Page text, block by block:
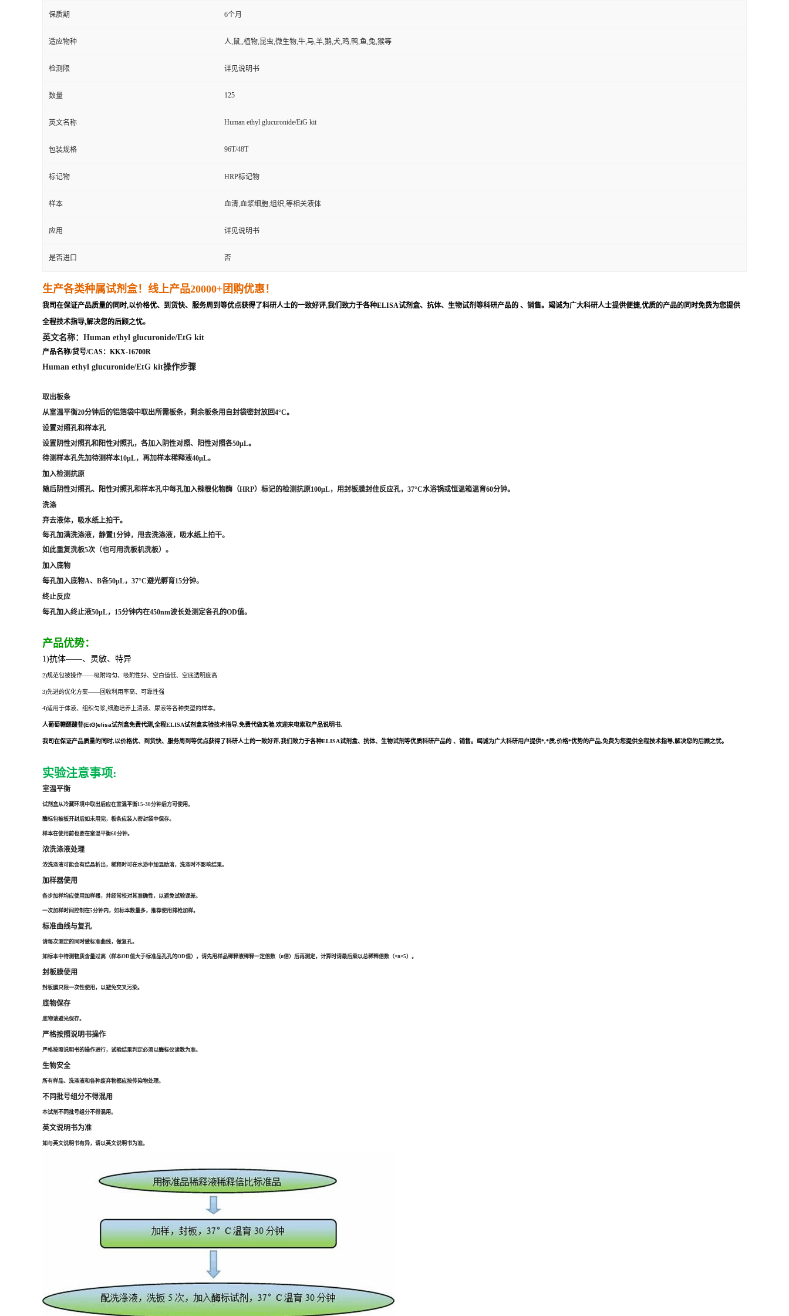
保质期 6个月
适应物种 人,鼠,,植物,昆虫,微生物,牛,马,羊,鹅,犬,鸡,鸭,鱼,兔,猴等
检测限 详见说明书
数量 125
英文名称 Human ethyl glucuronide/EtG kit
包装规格 96T/48T
标记物 HRP标记物
样本 血清,血浆细胞,组织,等相关液体
应用 详见说明书
是否进口 否
生产各类种属试剂盒！线上产品20000+团购优惠！
我司在保证产品质量的同时,以价格优、到货快、服务周到等优点获得了科研人士的一致好评,我们致力于各种ELISA试剂盒、抗体、生物试剂等科研产品的 、销售。竭诚为广大科研人士提供便捷,优质的产品的同时免费为您提供
全程技术指导,解决您的后顾之忧。
英文名称：Human ethyl glucuronide/EtG kit
产品名称/贷号/CAS：KKX-16700R
Human ethyl glucuronide/EtG kit操作步骤
取出板条
从室温平衡20分钟后的铝箔袋中取出所需板条，剩余板条用自封袋密封放回4°C。
设置对照孔和样本孔
设置阴性对照孔和阳性对照孔，各加入阴性对照、阳性对照各50μL。
待测样本孔先加待测样本10μL，再加样本稀释液40μL。
加入检测抗原
随后阴性对照孔、阳性对照孔和样本孔中每孔加入辣根化物酶（HRP）标记的检测抗原100μL，用封板膜封住反应孔，37°C水浴锅或恒温箱温育60分钟。
洗涤
弃去液体，吸水纸上拍干。
每孔加满洗涤液，静置1分钟，甩去洗涤液，吸水纸上拍干。
如此重复洗板5次（也可用洗板机洗板）。
加入底物
每孔加入底物A、B各50μL，37°C避光孵育15分钟。
终止反应
每孔加入终止液50μL，15分钟内在450nm波长处测定各孔的OD值。
产品优势：
1)抗体——、灵敏、特异
2)规范包被操作——吸附均匀、吸附性好、空白值低、空底透明度高
3)先进的优化方案——回收利用率高、可靠性强
4)适用于体液、组织匀浆,细胞培养上清液、尿液等各种类型的样本。
人葡萄糖醛酸苷(EtG)elisa试剂盒免费代测,全程ELISA试剂盒实验技术指导,免费代做实验,欢迎来电索取产品说明书.
我司在保证产品质量的同时,以价格优、到货快、服务周到等优点获得了科研人士的一致好评,我们致力于各种ELISA试剂盒、抗体、生物试剂等优质科研产品的 、销售。竭诚为广大科研用户提供*,*质,价格*优势的产品,免费为您提供全程技术指导,解决您的后顾之忧。
实验注意事项:
室温平衡
试剂盒从冷藏环境中取出后应在室温平衡15-30分钟后方可使用。
酶标包被板开封后如未用完，板条应装入密封袋中保存。
样本在使用前也要在室温平衡60分钟。
浓洗涤液处理
浓洗涤液可能会有结晶析出，稀释时可在水浴中加温助溶，洗涤时不影响结果。
加样器使用
各步加样均应使用加样器，并经常校对其准确性，以避免试验误差。
一次加样时间控制在5分钟内，如标本数量多，推荐使用排枪加样。
标准曲线与复孔
请每次测定的同时做标准曲线，做复孔。
如标本中待测物质含量过高（样本OD值大于标准品孔孔的OD值），请先用样品稀释液稀释一定倍数（n倍）后再测定，计算时请最后乘以总稀释倍数（×n×5）。
封板膜使用
封板膜只限一次性使用，以避免交叉污染。
底物保存
底物请避光保存。
严格按照说明书操作
严格按照说明书的操作进行，试验结果判定必须以酶标仪读数为准。
生物安全
所有样品、洗涤液和各种废弃物都应按传染物处理。
不同批号组分不得混用
本试剂不同批号组分不得混用。
英文说明书为准
如与英文说明书有异，请以英文说明书为准。